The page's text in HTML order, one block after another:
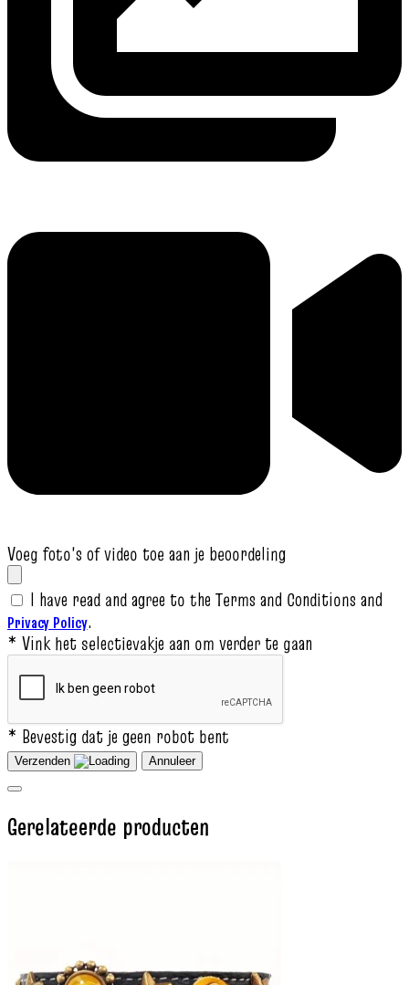
Voeg foto's of video toe aan je beoordeling
I have read and agree to the Terms and Conditions and
Privacy Policy.
* Vink het selectievakje aan om verder te gaan
* Bevestig dat je geen robot bent
Verzenden Annuleer
Gerelateerde producten